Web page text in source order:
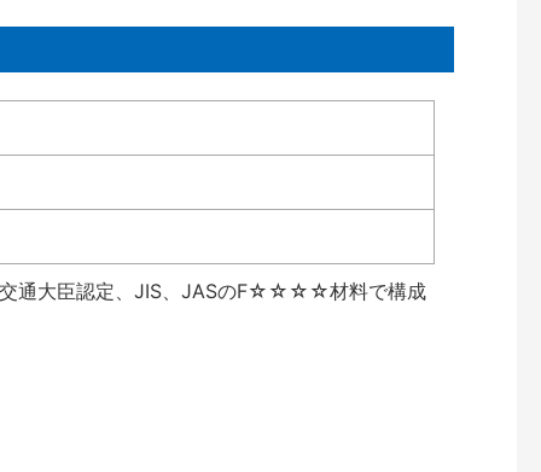
交通大臣認定、JIS、JASのF☆☆☆☆材料で構成